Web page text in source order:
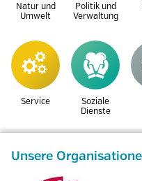
Natur und
Umwelt
Politik und
Verwaltung
Service
Soziale
Dienste
Unsere